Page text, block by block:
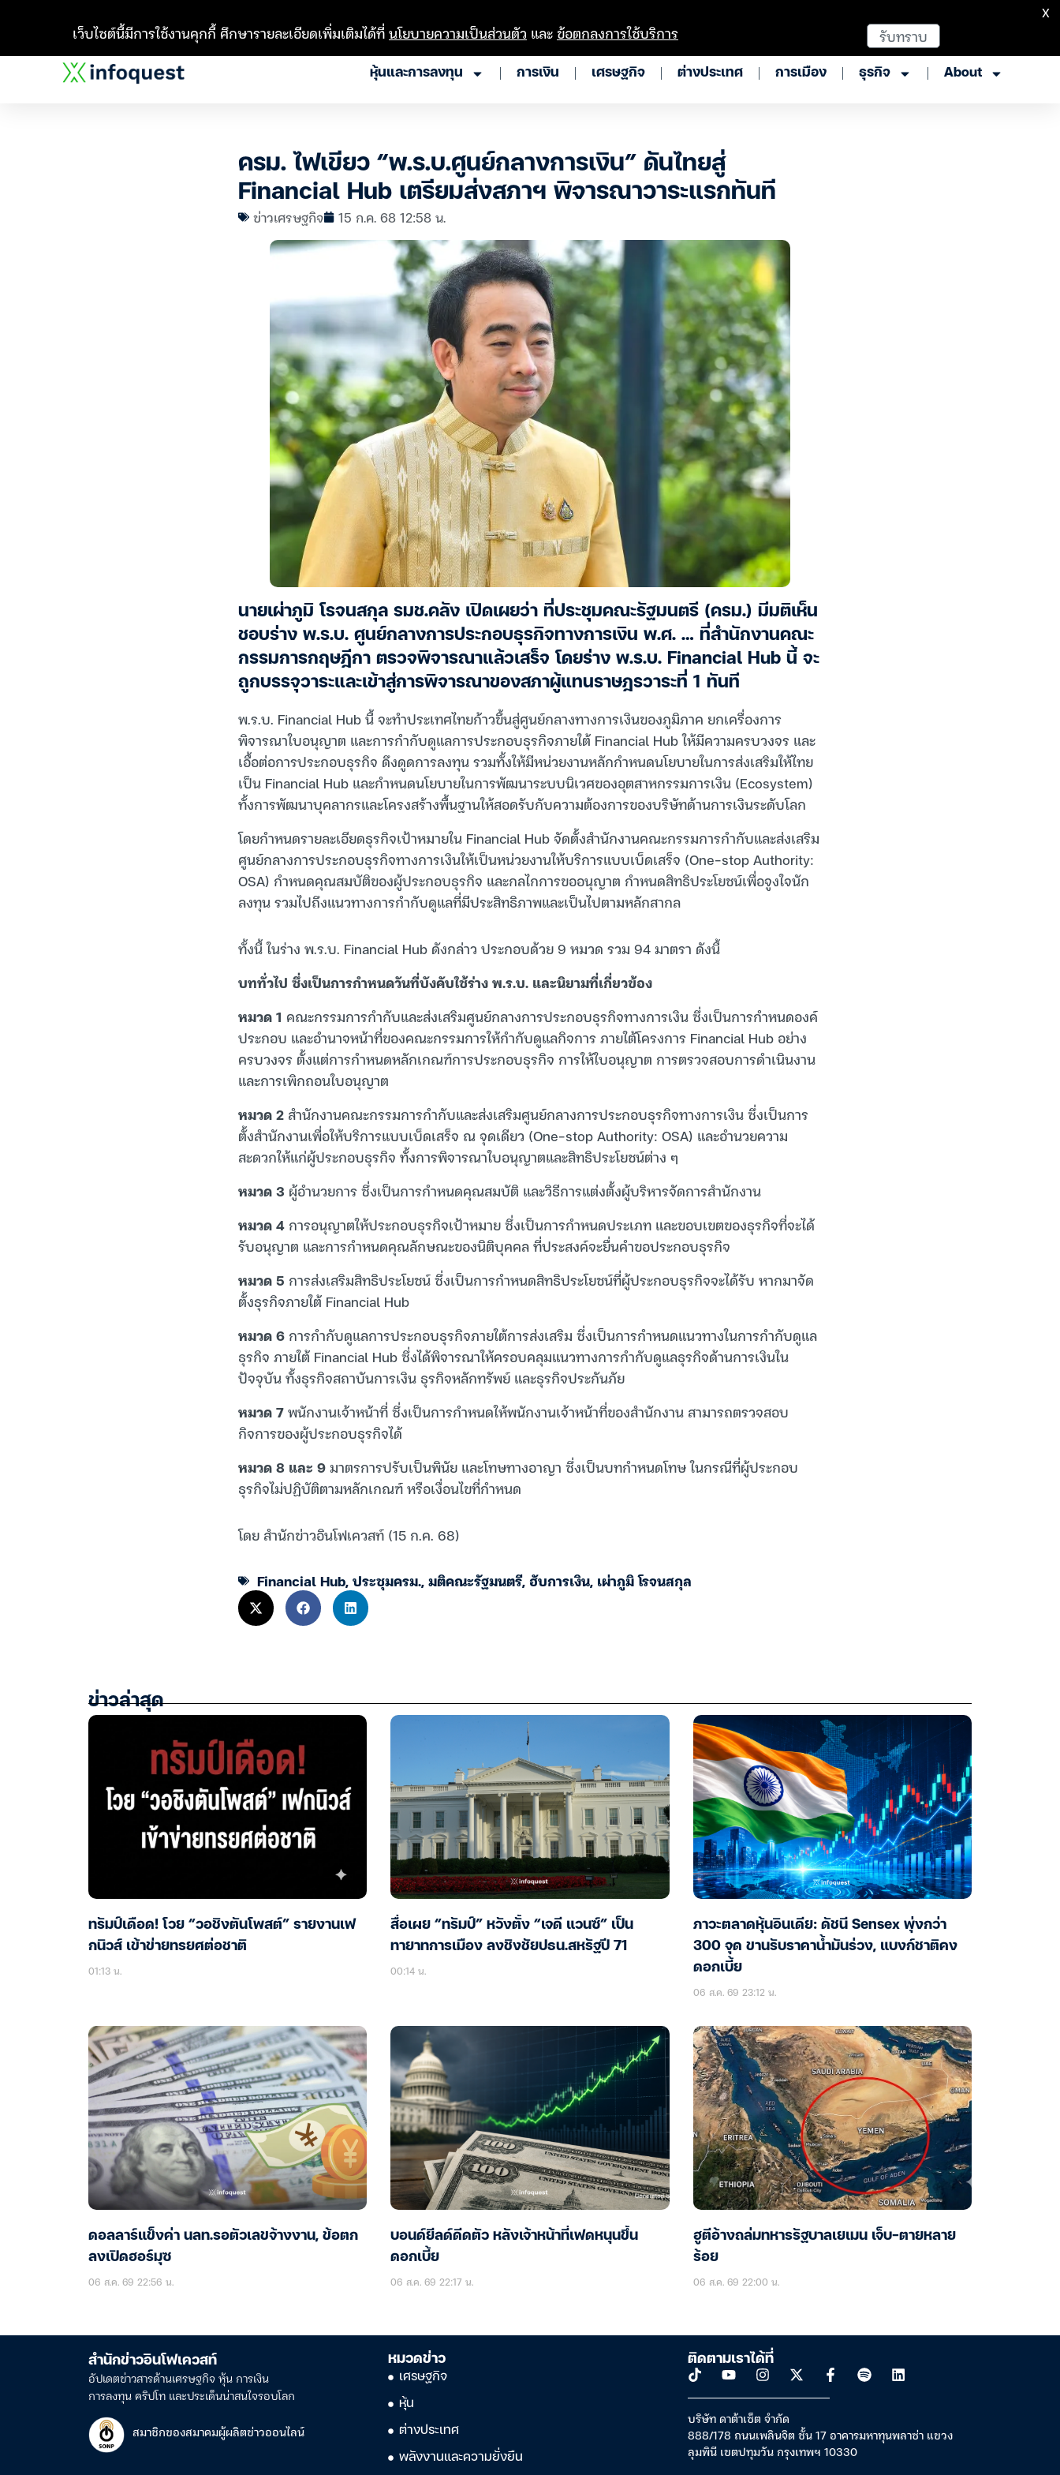
หุ้นและการลงทุน การเงิน เศรษฐกิจ ต่างประเทศ การเมือง ธุรกิจ About
ครม. ไฟเขียว “พ.ร.บ.ศูนย์กลางการเงิน” ดันไทยสู่
Financial Hub เตรียมส่งสภาฯ พิจารณาวาระแรกทันที
ข่าวเศรษฐกิจ 15 ก.ค. 68 12:58 น.
นายเผ่าภูมิ โรจนสกุล รมช.คลัง เปิดเผยว่า ที่ประชุมคณะรัฐมนตรี (ครม.) มีมติเห็น
ชอบร่าง พ.ร.บ. ศูนย์กลางการประกอบธุรกิจทางการเงิน พ.ศ. … ที่สำนักงานคณะ
กรรมการกฤษฎีกา ตรวจพิจารณาแล้วเสร็จ โดยร่าง พ.ร.บ. Financial Hub นี้ จะ
ถูกบรรจุวาระและเข้าสู่การพิจารณาของสภาผู้แทนราษฎรวาระที่ 1 ทันที
พ.ร.บ. Financial Hub นี้ จะทำประเทศไทยก้าวขึ้นสู่ศูนย์กลางทางการเงินของภูมิภาค ยกเครื่องการ
พิจารณาใบอนุญาต และการกำกับดูแลการประกอบธุรกิจภายใต้ Financial Hub ให้มีความครบวงจร และ
เอื้อต่อการประกอบธุรกิจ ดึงดูดการลงทุน รวมทั้งให้มีหน่วยงานหลักกำหนดนโยบายในการส่งเสริมให้ไทย
เป็น Financial Hub และกำหนดนโยบายในการพัฒนาระบบนิเวศของอุตสาหกรรมการเงิน (Ecosystem)
ทั้งการพัฒนาบุคลากรและโครงสร้างพื้นฐานให้สอดรับกับความต้องการของบริษัทด้านการเงินระดับโลก
โดยกำหนดรายละเอียดธุรกิจเป้าหมายใน Financial Hub จัดตั้งสำนักงานคณะกรรมการกำกับและส่งเสริม
ศูนย์กลางการประกอบธุรกิจทางการเงินให้เป็นหน่วยงานให้บริการแบบเบ็ดเสร็จ (One-stop Authority:
OSA) กำหนดคุณสมบัติของผู้ประกอบธุรกิจ และกลไกการขออนุญาต กำหนดสิทธิประโยชน์เพื่อจูงใจนัก
ลงทุน รวมไปถึงแนวทางการกำกับดูแลที่มีประสิทธิภาพและเป็นไปตามหลักสากล
ทั้งนี้ ในร่าง พ.ร.บ. Financial Hub ดังกล่าว ประกอบด้วย 9 หมวด รวม 94 มาตรา ดังนี้
บททั่วไป ซึ่งเป็นการกำหนดวันที่บังคับใช้ร่าง พ.ร.บ. และนิยามที่เกี่ยวข้อง
หมวด 1 คณะกรรมการกำกับและส่งเสริมศูนย์กลางการประกอบธุรกิจทางการเงิน ซึ่งเป็นการกำหนดองค์
ประกอบ และอำนาจหน้าที่ของคณะกรรมการให้กำกับดูแลกิจการ ภายใต้โครงการ Financial Hub อย่าง
ครบวงจร ตั้งแต่การกำหนดหลักเกณฑ์การประกอบธุรกิจ การให้ใบอนุญาต การตรวจสอบการดำเนินงาน
และการเพิกถอนใบอนุญาต
หมวด 2 สำนักงานคณะกรรมการกำกับและส่งเสริมศูนย์กลางการประกอบธุรกิจทางการเงิน ซึ่งเป็นการ
ตั้งสำนักงานเพื่อให้บริการแบบเบ็ดเสร็จ ณ จุดเดียว (One-stop Authority: OSA) และอำนวยความ
สะดวกให้แก่ผู้ประกอบธุรกิจ ทั้งการพิจารณาใบอนุญาตและสิทธิประโยชน์ต่าง ๆ
หมวด 3 ผู้อำนวยการ ซึ่งเป็นการกำหนดคุณสมบัติ และวิธีการแต่งตั้งผู้บริหารจัดการสำนักงาน
หมวด 4 การอนุญาตให้ประกอบธุรกิจเป้าหมาย ซึ่งเป็นการกำหนดประเภท และขอบเขตของธุรกิจที่จะได้
รับอนุญาต และการกำหนดคุณลักษณะของนิติบุคคล ที่ประสงค์จะยื่นคำขอประกอบธุรกิจ
หมวด 5 การส่งเสริมสิทธิประโยชน์ ซึ่งเป็นการกำหนดสิทธิประโยชน์ที่ผู้ประกอบธุรกิจจะได้รับ หากมาจัด
ตั้งธุรกิจภายใต้ Financial Hub
หมวด 6 การกำกับดูแลการประกอบธุรกิจภายใต้การส่งเสริม ซึ่งเป็นการกำหนดแนวทางในการกำกับดูแล
ธุรกิจ ภายใต้ Financial Hub ซึ่งได้พิจารณาให้ครอบคลุมแนวทางการกำกับดูแลธุรกิจด้านการเงินใน
ปัจจุบัน ทั้งธุรกิจสถาบันการเงิน ธุรกิจหลักทรัพย์ และธุรกิจประกันภัย
หมวด 7พนักงานเจ้าหน้าที่ ซึ่งเป็นการกำหนดให้พนักงานเจ้าหน้าที่ของสำนักงาน สามารถตรวจสอบ
กิจการของผู้ประกอบธุรกิจได้
หมวด 8 และ 9มาตรการปรับเป็นพินัย และโทษทางอาญา ซึ่งเป็นบทกำหนดโทษ ในกรณีที่ผู้ประกอบ
ธุรกิจไม่ปฏิบัติตามหลักเกณฑ์ หรือเงื่อนไขที่กำหนด
โดย สำนักข่าวอินโฟเควสท์ (15 ก.ค. 68)
Financial Hub,ประชุมครม.,มติคณะรัฐมนตรี,ฮับการเงิน, เผ่าภูมิ โรจนสกุล
ข่าวล่าสุด
ทรัมป์เดือด! โวย “วอชิงตันโพสต์” รายงานเฟ
กนิวส์ เข้าข่ายทรยศต่อชาติ
01:13 น.
สื่อเผย “ทรัมป์” หวังตั้ง “เจดี แวนซ์” เป็น
ทายาทการเมือง ลงชิงชัยปธน.สหรัฐปี 71
00:14 น.
ภาวะตลาดหุ้นอินเดีย: ดัชนี Sensex พุ่งกว่า
300 จุด ขานรับราคาน้ำมันร่วง, แบงก์ชาติคง
ดอกเบี้ย
06 ส.ค. 69 23:12 น.
ดอลลาร์แข็งค่า นลท.รอตัวเลขจ้างงาน, ข้อตก
ลงเปิดฮอร์มุซ
06 ส.ค. 69 22:56 น.
บอนด์ยีลด์ดีดตัว หลังเจ้าหน้าที่เฟดหนุนขึ้น
ดอกเบี้ย
06 ส.ค. 69 22:17 น.
ฮูตีอ้างถล่มทหารรัฐบาลเยเมน เจ็บ-ตายหลาย
ร้อย
06 ส.ค. 69 22:00 น.
สำนักข่าวอินโฟเควสท์
อัปเดตข่าวสารด้านเศรษฐกิจ หุ้น การเงิน
การลงทุน คริปโท และประเด็นน่าสนใจรอบโลก
สมาชิกของสมาคมผู้ผลิตข่าวออนไลน์
หมวดข่าว
เศรษฐกิจ
หุ้น
ต่างประเทศ
พลังงานและความยั่งยืน
ติดตามเราได้ที่
บริษัท ดาต้าเซ็ต จำกัด
888/178 ถนนเพลินจิต ชั้น 17 อาคารมหาทุนพลาซ่า แขวง
ลุมพินี เขตปทุมวัน กรุงเทพฯ 10330
เว็บไซต์นี้มีการใช้งานคุกกี้ ศึกษารายละเอียดเพิ่มเติมได้ที่นโยบายความเป็นส่วนตัว และข้อตกลงการใช้บริการ รับทราบ
X